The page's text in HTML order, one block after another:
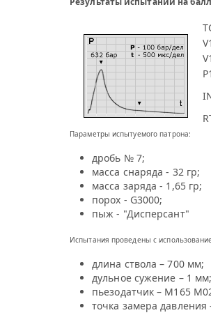
V1
P1
Параметры испытуемого патрона:
дробь № 7;
масса снаряда - 32 гр;
масса заряда - 1,65 гр;
порох - G3000;
пыж - "Дисперсант"
Испытания проведены с
длина ствола – 700 мм;
дульное сужение – 1 мм;
пьезодатчик – М165
точка замера давления